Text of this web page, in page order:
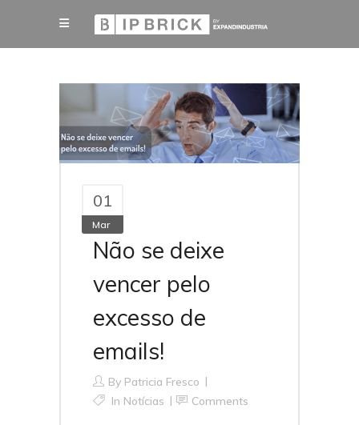
01
Mar
Não se deixe
vencer pelo
excesso de
emails!
By Patricia Fresco
In Notícias Comments